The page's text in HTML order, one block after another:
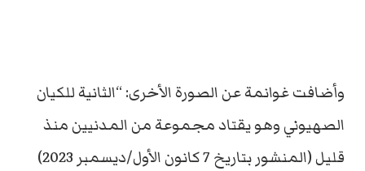
وأضافت غوانمة عن الصورة الأخرى: “الثانية للكيان
الصهيوني وهو يقتاد مجموعة من المدنيين منذ
قليل (المنشور بتاريخ 7 كانون الأول/ديسمبر 2023)